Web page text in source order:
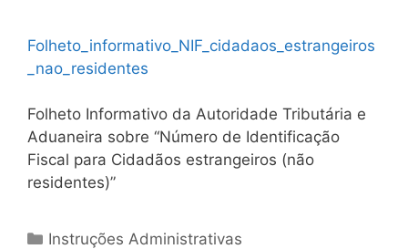
Folheto_informativo_NIF_cidadaos_estrangeiros
_nao_residentes
Folheto Informativo da Autoridade Tributária e
Aduaneira sobre “Número de Identificação
Fiscal para Cidadãos estrangeiros (não
residentes)”
Categorias
Instruções Administrativas